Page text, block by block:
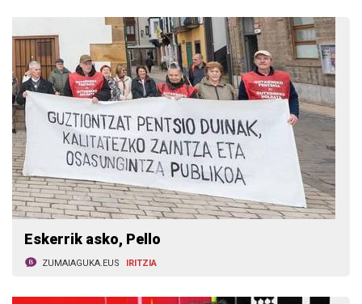
Eskerrik asko, Pello
ZUMAIAGUKA.EUS IRITZIA